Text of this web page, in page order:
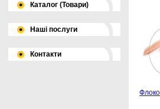
Каталог (Товари)
Наші послуги
Контакти